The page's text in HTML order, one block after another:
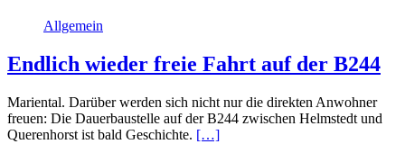
Allgemein
Endlich wieder freie Fahrt auf der B244
Mariental. Darüber werden sich nicht nur die direkten Anwohner
freuen: Die Dauerbaustelle auf der B244 zwischen Helmstedt und
Querenhorst ist bald Geschichte. […]